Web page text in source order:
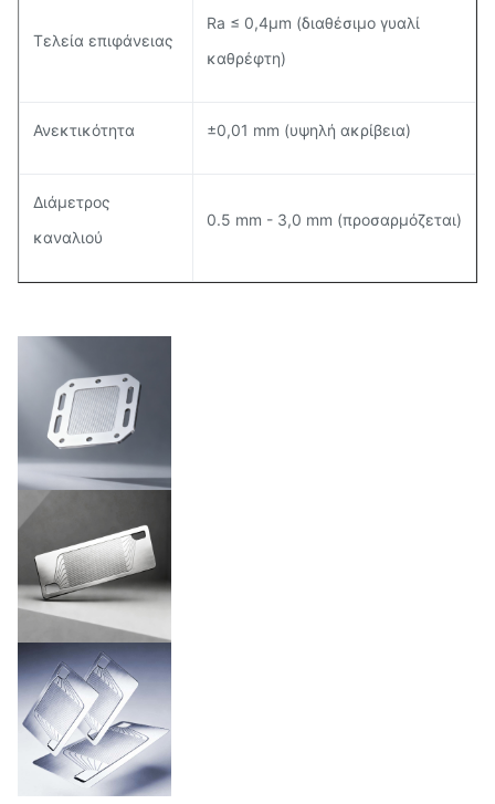
Τελεία επιφάνειας
Ra ≤ 0,4μm (διαθέσιμο γυαλί
καθρέφτη)
Ανεκτικότητα ±0,01 mm (υψηλή ακρίβεια)
Διάμετρος
καναλιού
0.5 mm - 3,0 mm (προσαρμόζεται)